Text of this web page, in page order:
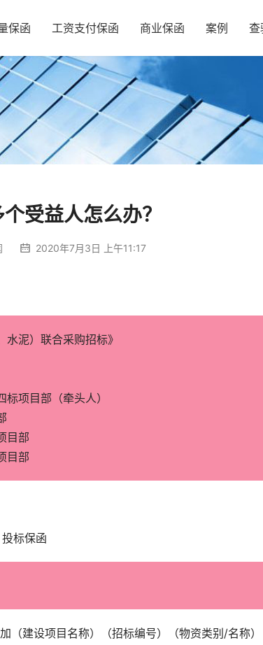
保函 工资支付保函 商业保函 案例 查
受益人怎么办？
2020年7月3日 上午11:17
水泥）联合采购招标》
项目部（牵头人）
目部
目部
投标保函
（建设项目名称）（招标编号）（物资类别/名称